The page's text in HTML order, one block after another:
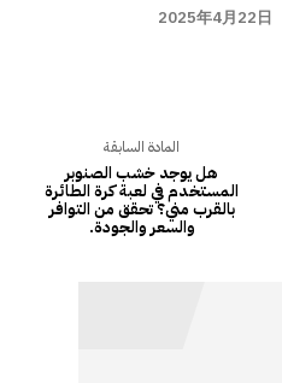
2025年4月22日
المادة السابقة
هل يوجد خشب الصنوبر
المستخدم في لعبة كرة الطائرة
بالقرب مني؟ تحقق من التوافر
والسعر والجودة.